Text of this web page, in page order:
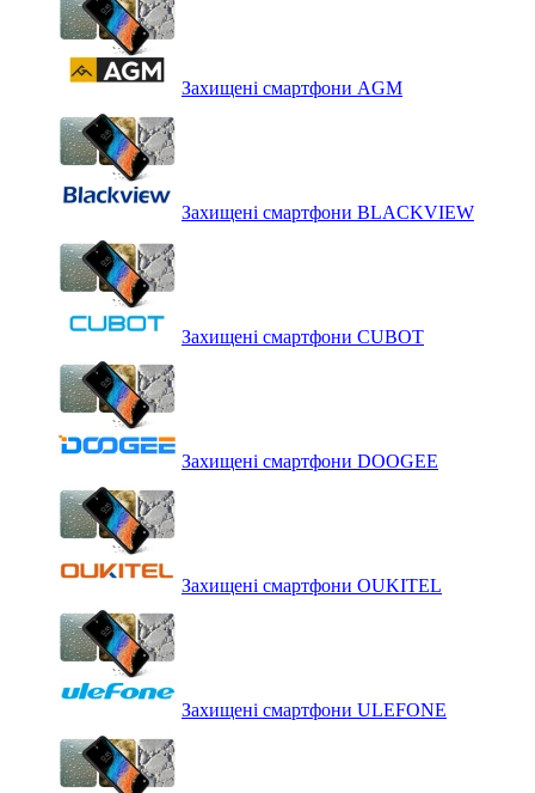
Захищені смартфони AGM
Захищені смартфони BLACKVIEW
Захищені смартфони CUBOT
Захищені смартфони DOOGEE
Захищені смартфони OUKITEL
Захищені смартфони ULEFONE